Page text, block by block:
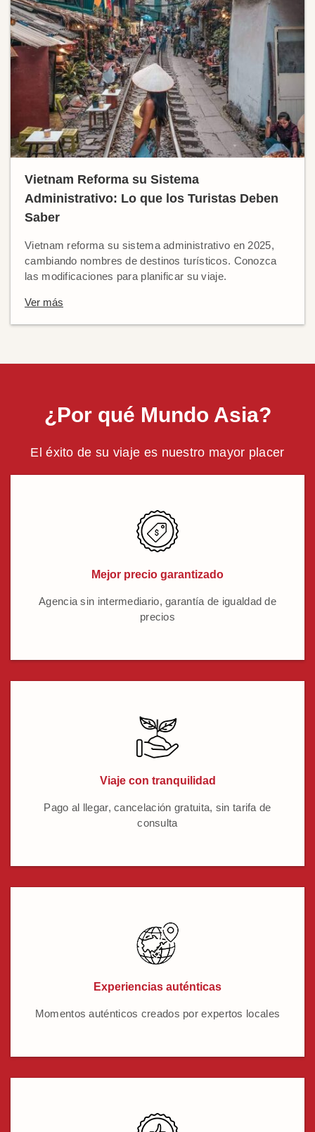
Vietnam Reforma su Sistema
Administrativo: Lo que los Turistas Deben
Saber
Vietnam reforma su sistema administrativo en 2025,
cambiando nombres de destinos turísticos. Conozca
las modificaciones para planificar su viaje.
Ver más
¿Por qué Mundo Asia?
El éxito de su viaje es nuestro mayor placer
Mejor precio garantizado
Agencia sin intermediario, garantía de igualdad de
precios
Viaje con tranquilidad
Pago al llegar, cancelación gratuita, sin tarifa de
consulta
Experiencias auténticas
Momentos auténticos creados por expertos locales